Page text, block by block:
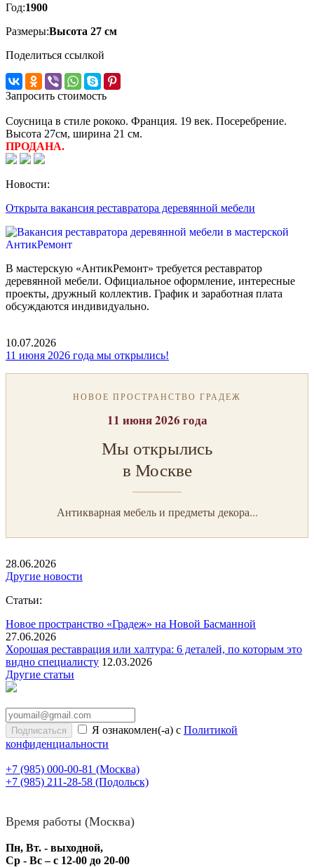
Год:1900
Размеры:Высота 27 см
Поделиться ссылкой
Запросить стоимость
Соусница в стиле рококо. Франция. 19 век. Посеребрение.
Высота 27см, ширина 21 см.
ПРОДАНА.
Новости:
Открыта вакансия реставратора деревянной мебели
В мастерскую «АнтикРемонт» требуется реставратор
деревянной мебели. Официальное оформление, интересные
проекты, дружный коллектив. График и заработная плата
обсуждаются индивидуально.
10.07.2026
11 июня 2026 года мы открылись!
НОВОЕ ПРОСТРАНСТВО ГРАДЕЖ
11 июня 2026 года
Мы открылись
в Москве
Антикварная мебель и предметы декора...
28.06.2026
Другие новости
Статьи:
Новое пространство «Градеж» на Новой Басманной
27.06.2026
Хорошая реставрация или халтура: 6 деталей, по которым это
видно специалисту 12.03.2026
Другие статьи
Я ознакомлен(-а) с Политикой
конфиденциальности
+7 (985) 000-00-81 (Москва)
+7 (985) 211-28-58 (Подольск)
Время работы (Москва)
Пн, Вт. - выходной,
Ср - Вс – с 12-00 до 20-00